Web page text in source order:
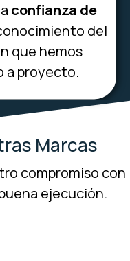
confianza de
del
que hemos
a proyecto.
Marcas
compromiso con
ejecución.